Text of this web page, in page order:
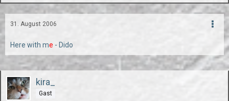
31. August 2006
Here with me - Dido
kira_
Gast